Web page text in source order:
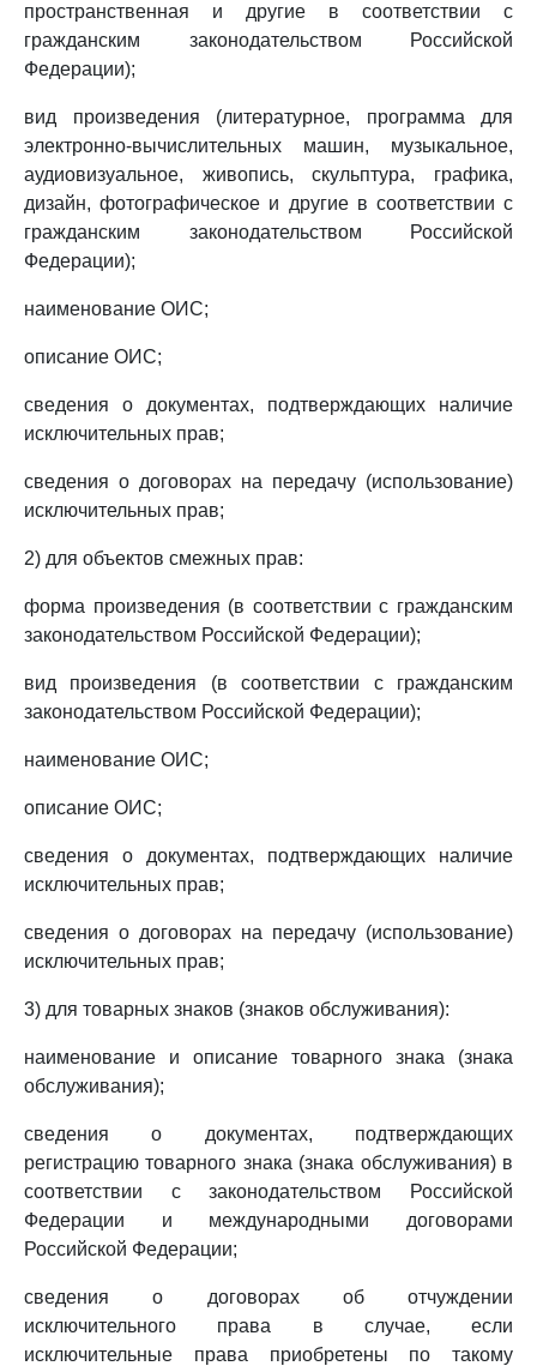
пространственная и другие в соответствии с
гражданским законодательством Российской
Федерации);
вид произведения (литературное, программа для
электронно-вычислительных машин, музыкальное,
аудиовизуальное, живопись, скульптура, графика,
дизайн, фотографическое и другие в соответствии с
гражданским законодательством Российской
Федерации);
наименование ОИС;
описание ОИС;
сведения о документах, подтверждающих наличие
исключительных прав;
сведения о договорах на передачу (использование)
исключительных прав;
2) для объектов смежных прав:
форма произведения (в соответствии с гражданским
законодательством Российской Федерации);
вид произведения (в соответствии с гражданским
законодательством Российской Федерации);
наименование ОИС;
описание ОИС;
сведения о документах, подтверждающих наличие
исключительных прав;
сведения о договорах на передачу (использование)
исключительных прав;
3) для товарных знаков (знаков обслуживания):
наименование и описание товарного знака (знака
обслуживания);
сведения о документах, подтверждающих
регистрацию товарного знака (знака обслуживания) в
соответствии с законодательством Российской
Федерации и международными договорами
Российской Федерации;
сведения о договорах об отчуждении
исключительного права в случае, если
исключительные права приобретены по такому